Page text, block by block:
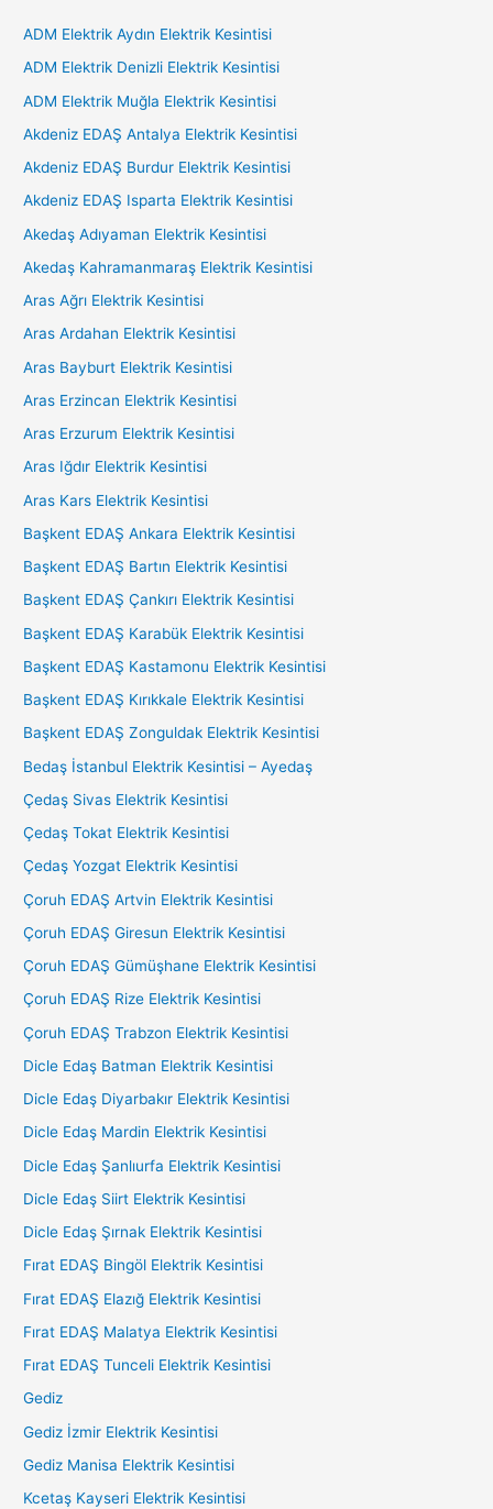
ADM Elektrik Aydın Elektrik Kesintisi
ADM Elektrik Denizli Elektrik Kesintisi
ADM Elektrik Muğla Elektrik Kesintisi
Akdeniz EDAŞ Antalya Elektrik Kesintisi
Akdeniz EDAŞ Burdur Elektrik Kesintisi
Akdeniz EDAŞ Isparta Elektrik Kesintisi
Akedaş Adıyaman Elektrik Kesintisi
Akedaş Kahramanmaraş Elektrik Kesintisi
Aras Ağrı Elektrik Kesintisi
Aras Ardahan Elektrik Kesintisi
Aras Bayburt Elektrik Kesintisi
Aras Erzincan Elektrik Kesintisi
Aras Erzurum Elektrik Kesintisi
Aras Iğdır Elektrik Kesintisi
Aras Kars Elektrik Kesintisi
Başkent EDAŞ Ankara Elektrik Kesintisi
Başkent EDAŞ Bartın Elektrik Kesintisi
Başkent EDAŞ Çankırı Elektrik Kesintisi
Başkent EDAŞ Karabük Elektrik Kesintisi
Başkent EDAŞ Kastamonu Elektrik Kesintisi
Başkent EDAŞ Kırıkkale Elektrik Kesintisi
Başkent EDAŞ Zonguldak Elektrik Kesintisi
Bedaş İstanbul Elektrik Kesintisi – Ayedaş
Çedaş Sivas Elektrik Kesintisi
Çedaş Tokat Elektrik Kesintisi
Çedaş Yozgat Elektrik Kesintisi
Çoruh EDAŞ Artvin Elektrik Kesintisi
Çoruh EDAŞ Giresun Elektrik Kesintisi
Çoruh EDAŞ Gümüşhane Elektrik Kesintisi
Çoruh EDAŞ Rize Elektrik Kesintisi
Çoruh EDAŞ Trabzon Elektrik Kesintisi
Dicle Edaş Batman Elektrik Kesintisi
Dicle Edaş Diyarbakır Elektrik Kesintisi
Dicle Edaş Mardin Elektrik Kesintisi
Dicle Edaş Şanlıurfa Elektrik Kesintisi
Dicle Edaş Siirt Elektrik Kesintisi
Dicle Edaş Şırnak Elektrik Kesintisi
Fırat EDAŞ Bingöl Elektrik Kesintisi
Fırat EDAŞ Elazığ Elektrik Kesintisi
Fırat EDAŞ Malatya Elektrik Kesintisi
Fırat EDAŞ Tunceli Elektrik Kesintisi
Gediz
Gediz İzmir Elektrik Kesintisi
Gediz Manisa Elektrik Kesintisi
Kcetaş Kayseri Elektrik Kesintisi